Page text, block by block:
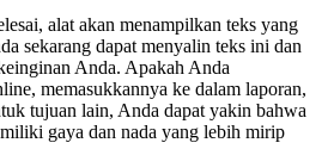
alat akan menampilkan teks yang
sekarang dapat menyalin teks ini dan
Anda. Apakah Anda
memasukkannya ke dalam laporan,
tujuan lain, Anda dapat yakin bahwa
gaya dan nada yang lebih mirip